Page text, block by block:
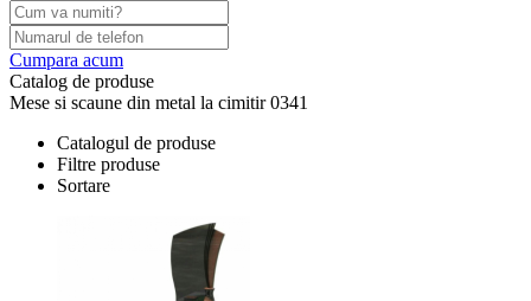
Cumpara acum
Catalog de produse
Mese si scaune din metal la cimitir 0341
Catalogul de produse
Filtre produse
Sortare